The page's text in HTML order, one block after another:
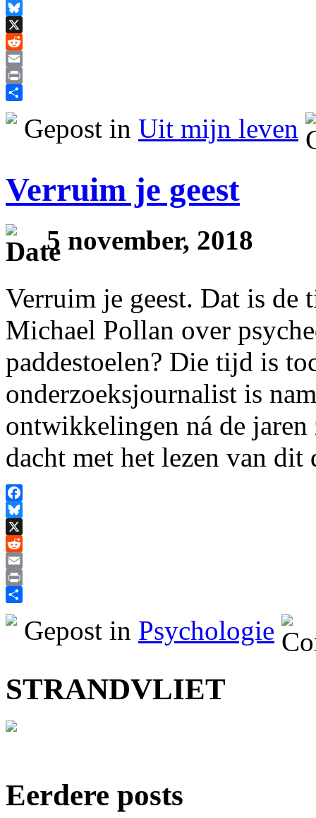
Facebook
Bluesky
X
Reddit
Email
Print
Gepost in Uit mijn leven
Verruim je geest
5 november, 2018
Verruim je geest. Dat is de
Michael Pollan over
paddestoelen? Die tijd is
onderzoeksjournalist is
ontwikkelingen ná de
dacht met het lezen van
Facebook
Bluesky
X
Reddit
Email
Print
Gepost in Psychologie
STRANDVLIET
Eerdere posts